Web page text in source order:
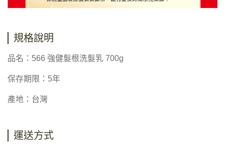
規格說明
品名：566 強健髮根洗髮乳 700g
保存期限：5年
產地：台灣
運送方式